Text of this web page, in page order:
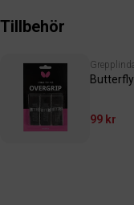
Tillbehör
99 kr